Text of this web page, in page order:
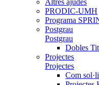
PRODIC-UMH
Programa
Postgrau
Postgrau
Dobles
Projectes
Projectes
Com